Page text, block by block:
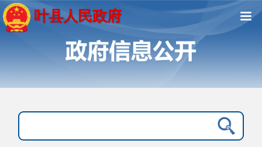
叶县人民政府